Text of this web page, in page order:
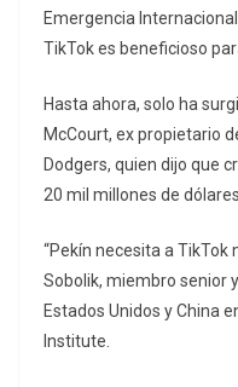
Emergencia
TikTok es beneficioso
Hasta ahora, solo ha
McCourt, ex propietario
Dodgers, quien dijo que
20 mil millones de
“Pekín necesita a TikTok
Sobolik, miembro senior
Estados Unidos y China
Institute.